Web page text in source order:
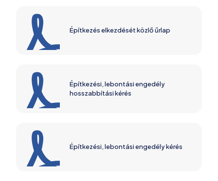
Építkezés elkezdését közlő űrlap
Építkezési, lebontási engedély
hosszabbítási kérés
Építkezési, lebontási engedély kérés